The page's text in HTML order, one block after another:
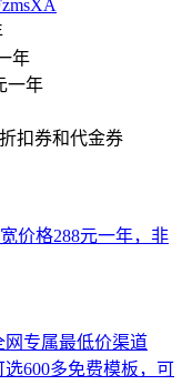
年
一年
扣券和代金券
价格288元一年，非
网专属最低价渠道
600多免费模板，可